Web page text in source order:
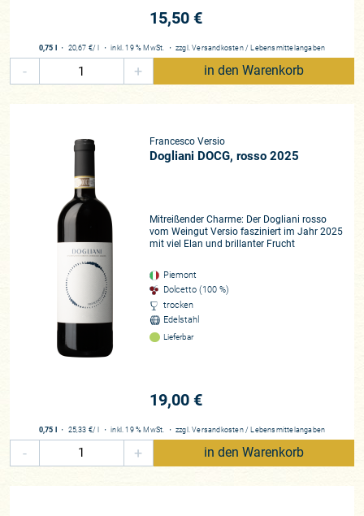
15,50 €
0,75 l ・ 20,67 €/ l ・inkl. 19 % MwSt. ・ zzgl.Versandkosten / Lebensmittelangaben
- + in den Warenkorb
Francesco Versio
Dogliani DOCG, rosso 2025
Mitreißender Charme: Der Dogliani rosso
vom Weingut Versio fasziniert im Jahr 2025
mit viel Elan und brillanter Frucht
Piemont
Dolcetto (100 %)
trocken
Edelstahl
Lieferbar
19,00 €
0,75 l ・ 25,33 €/ l ・inkl. 19 % MwSt. ・ zzgl.Versandkosten / Lebensmittelangaben
- + in den Warenkorb